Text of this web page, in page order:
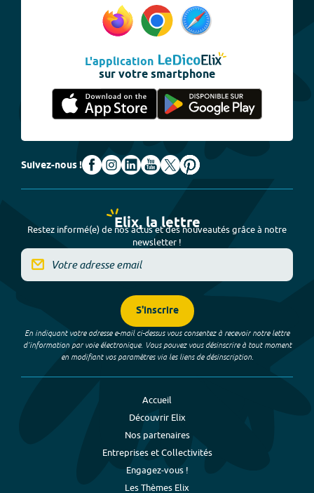
L'application
sur votre smartphone
Suivez-nous !
Elix, la lettre
Restez informé(e) de nos actus et des nouveautés grâce à notre
newsletter !
S'inscrire
En indiquant votre adresse e-mail ci-dessus vous consentez à recevoir notre lettre
d’information par voie électronique. Vous pouvez vous désinscrire à tout moment
en modifiant vos paramètres via les liens de désinscription.
Accueil
Découvrir Elix
Nos partenaires
Entreprises et Collectivités
Engagez-vous !
Les Thèmes Elix